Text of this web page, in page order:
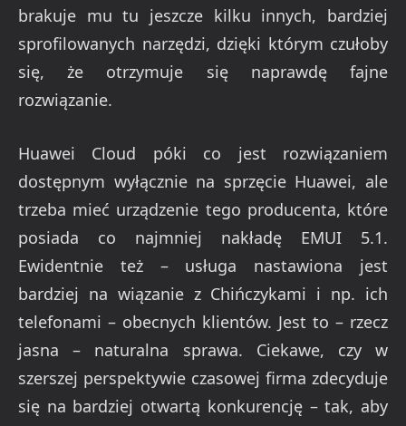
brakuje mu tu jeszcze kilku innych, bardziej
sprofilowanych narzędzi, dzięki którym czułoby
się, że otrzymuje się naprawdę fajne
rozwiązanie.
Huawei Cloud póki co jest rozwiązaniem
dostępnym wyłącznie na sprzęcie Huawei, ale
trzeba mieć urządzenie tego producenta, które
posiada co najmniej nakładę EMUI 5.1.
Ewidentnie też – usługa nastawiona jest
bardziej na wiązanie z Chińczykami i np. ich
telefonami – obecnych klientów. Jest to – rzecz
jasna – naturalna sprawa. Ciekawe, czy w
szerszej perspektywie czasowej firma zdecyduje
się na bardziej otwartą konkurencję – tak, aby